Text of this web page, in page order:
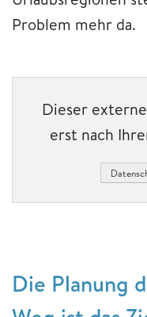
Problem mehr da.
Dieser
erst nach
Die Planung